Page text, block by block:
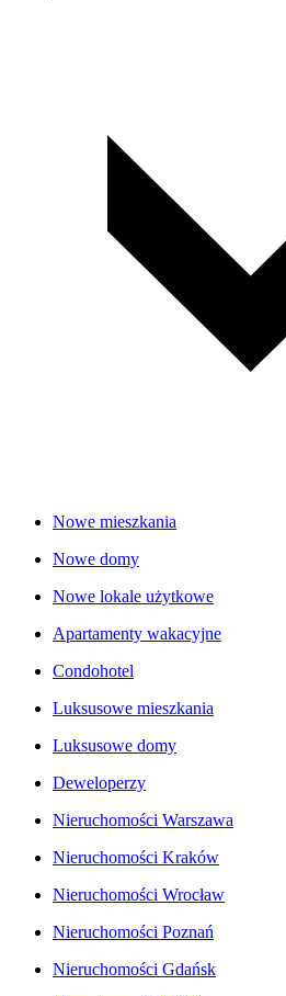
Nowe mieszkania
Nowe domy
Nowe lokale użytkowe
Apartamenty wakacyjne
Condohotel
Luksusowe mieszkania
Luksusowe domy
Deweloperzy
Nieruchomości Warszawa
Nieruchomości Kraków
Nieruchomości Wrocław
Nieruchomości Poznań
Nieruchomości Gdańsk